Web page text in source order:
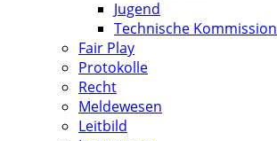
Jugend
Technische Kommission
Fair Play
Protokolle
Recht
Meldewesen
Leitbild